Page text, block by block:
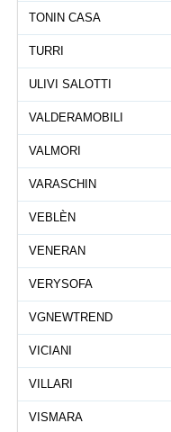
TONIN CASA
TURRI
ULIVI SALOTTI
VALDERAMOBILI
VALMORI
VARASCHIN
VEBLÈN
VENERAN
VERYSOFA
VGNEWTREND
VICIANI
VILLARI
VISMARA